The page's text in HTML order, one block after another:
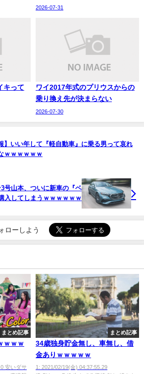
2026-07-31
キって
ワイ2017年式のプリウスからの
乗り換え先が決まらない
2026-07-30
】いい年して『軽自動車』に乗る男って哀れ
ｗｗｗｗｗｗ
3号山本、ついに新車の『ベ
入してしまうｗｗｗｗｗｗ
ローしよう
まとめ記事
ｗｗｗ
安いダサ
まとめ記事
34歳独身貯金無し、車無し、借
金ありｗｗｗｗｗ
1: 2021/02/19(金) 04:37:55.29